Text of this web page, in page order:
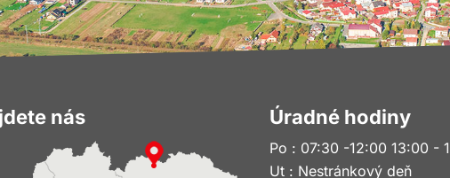
nás Úradné hodiny
Po : 07:30 -12:00 13:00 -
Ut : Nestránkový deň